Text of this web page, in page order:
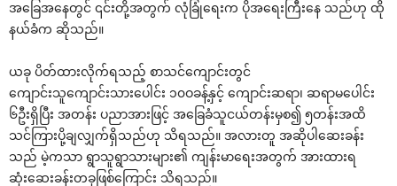
အ‌ခြေအ‌နေတွင် ၎င်းတို့အတွက် လုံခြုံ‌ရေးက ပိုအ‌ရေးကြီး‌နေ သည်ဟု ထို
နယ်ခံက ဆိုသည်။
ယခု ပိတ်ထားလိုက်ရသည့် စာသင်‌ကျောင်းတွင်
‌ကျောင်းသူ‌ကျောင်းသား‌ပေါင်း ၁၀ဝခန့်နှင့် ‌ကျောင်းဆရာ၊ ဆရာမ‌ပေါင်း
၆ဦးရှိပြီး အတန်း ပညာအားဖြင့် အ‌ခြေခံသူငယ်တန်းမှစ၍ ၅တန်းအထိ
သင်ကြားပို့ချလျှက်ရှိသည်ဟု သိရသည်။ အလားတူ အဆိုပါ‌ဆေးခန်း
သည် မဲ့ကသာ ရွာသူရွာသားများ၏ ကျန်းမာ‌ရေးအတွက် အားထားရ
ဆုံး‌ဆေးခန်းတခုဖြစ်‌ကြောင်း သိရသည်။